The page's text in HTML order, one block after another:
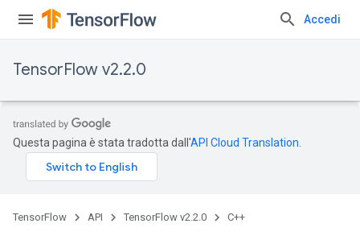
Accedi
TensorFlow v2.2.0
Questa pagina è stata tradotta dall'API Cloud Translation
TensorFlow API TensorFlow v2.2.0 C++